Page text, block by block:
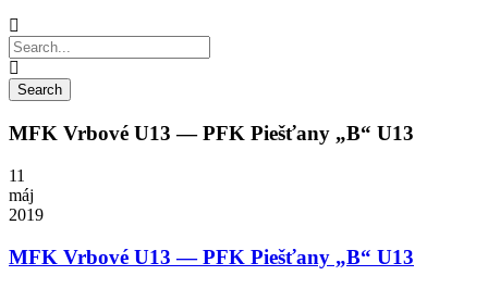
MFK Vrbové U13 — PFK Piešťany „B“ U13
11
máj
2019
MFK Vrbové U13 — PFK Piešťany „B“ U13